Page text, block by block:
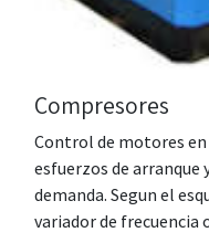
Compresores
Control de motores
esfuerzos de arranque
demanda. Segun el
variador de frecuencia